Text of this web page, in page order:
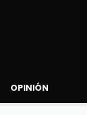
OPINIÓN